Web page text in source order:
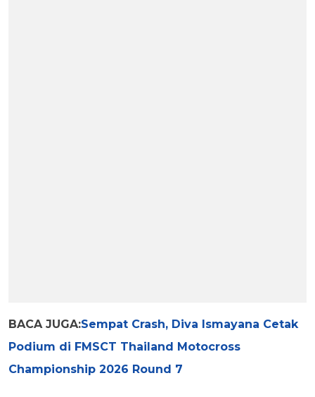
BACA JUGA:Sempat Crash, Diva Ismayana Cetak
Podium di FMSCT Thailand Motocross
Championship 2026 Round 7